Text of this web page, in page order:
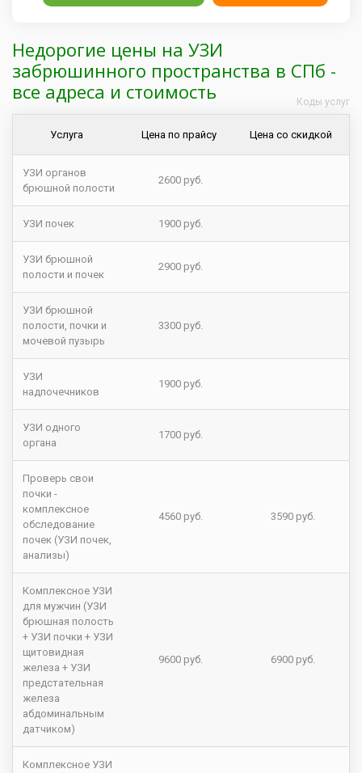
Недорогие цены на УЗИ
забрюшинного пространства в СПб -
все адреса и стоимость
Услуга Цена по прайсу Цена со скидкой
УЗИ органов
брюшной полости
2600 руб.
УЗИ почек 1900 руб.
УЗИ брюшной
полости и почек
2900 руб.
УЗИ брюшной
полости, почки и
мочевой пузырь
3300 руб.
УЗИ
надпочечников
1900 руб.
УЗИ одного
органа
1700 руб.
Проверь свои
почки -
комплексное
обследование
почек (УЗИ почек,
анализы)
4560 руб. 3590 руб.
Комплексное УЗИ
для мужчин (УЗИ
брюшная полость
+ УЗИ почки + УЗИ
щитовидная
железа + УЗИ
предстательная
железа
абдоминальным
датчиком)
9600 руб. 6900 руб.
Комплексное УЗИ
Коды услуг